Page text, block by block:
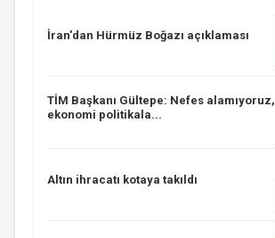
İran'dan Hürmüz Boğazı açıklaması
TİM Başkanı Gültepe: Nefes alamıyoruz,
ekonomi politikala...
Altın ihracatı kotaya takıldı